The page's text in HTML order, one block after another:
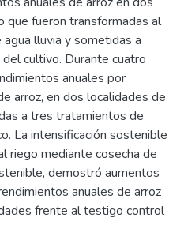
que fueron transformadas al
lluvia y sometidas a
cultivo. Durante cuatro
anuales por
arroz, en dos localidades de
a tres tratamientos de
La intensificación sostenible
riego mediante cosecha de
demostró aumentos
anuales de arroz
frente al testigo control